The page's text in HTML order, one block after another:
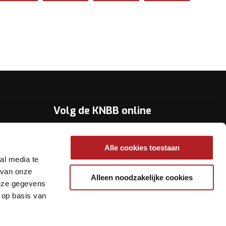
media te
onze
gegevens
basis van
Alle cookies toestaan
Alleen noodzakelijke cookies
Volg de KNBB online
Facebook